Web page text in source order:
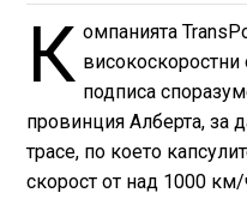
К омпанията
високоскоростни
подписа
провинция Алберта, за
трасе, по което
скорост от над 1000 км/